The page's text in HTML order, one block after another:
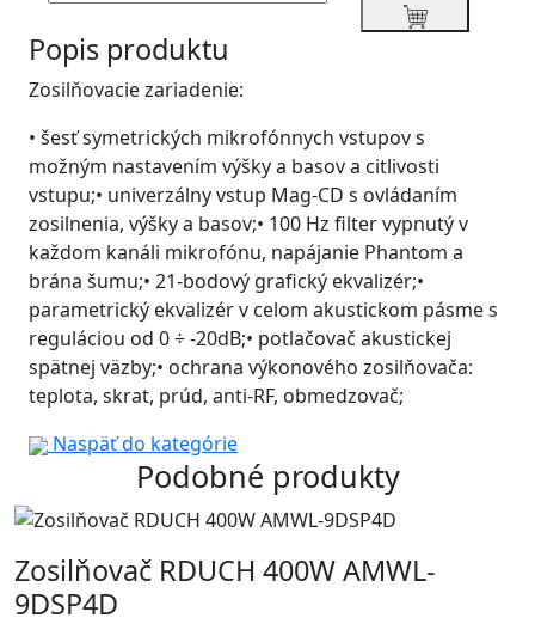
Popis produktu
Zosilňovacie zariadenie:
• šesť symetrických mikrofónnych vstupov s
možným nastavením výšky a basov a citlivosti
vstupu;• univerzálny vstup Mag-CD s ovládaním
zosilnenia, výšky a basov;• 100 Hz filter vypnutý v
každom kanáli mikrofónu, napájanie Phantom a
brána šumu;• 21-bodový grafický ekvalizér;•
parametrický ekvalizér v celom akustickom pásme s
reguláciou od 0 ÷ -20dB;• potlačovač akustickej
spätnej väzby;• ochrana výkonového zosilňovača:
teplota, skrat, prúd, anti-RF, obmedzovač;
Naspäť do kategórie
Podobné produkty
Zosilňovač RDUCH 400W AMWL-
9DSP4D